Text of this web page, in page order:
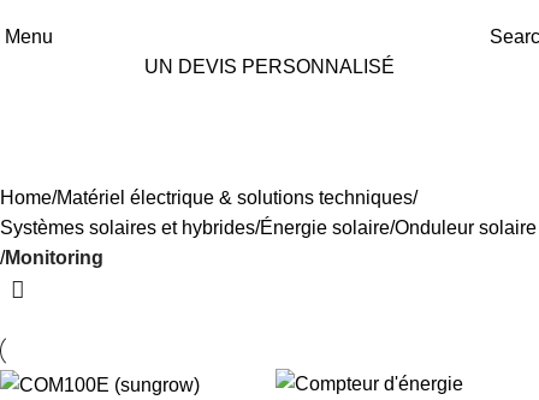
Menu
UN DEVIS PERSONNALISÉ
Home Matériel électrique & solutions techniques
Systèmes solaires et hybrides Énergie solaire Onduleur solaire
Monitoring